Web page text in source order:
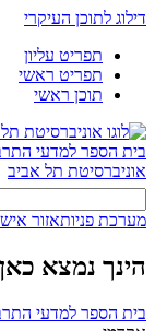
דילוג לתוכן העיקרי
תפריט עליון
תפריט ראשי
תוכן ראשי
בית הספר למדעי
אוניברסיטת תל אביב
מערכת פניותאזור
הינך נמצא כאן
בית הספר למדעי